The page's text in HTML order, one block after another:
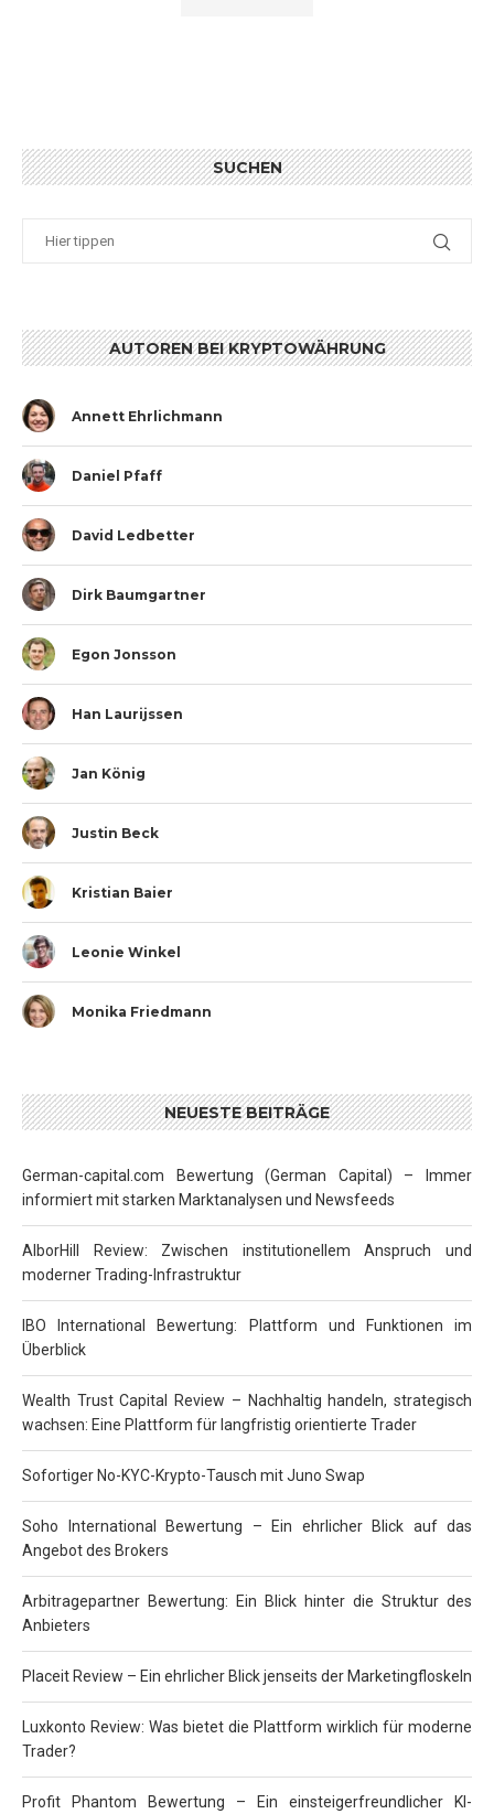
SUCHEN
AUTOREN BEI KRYPTOWÄHRUNG
Annett Ehrlichmann
Daniel Pfaff
David Ledbetter
Dirk Baumgartner
Egon Jonsson
Han Laurijssen
Jan König
Justin Beck
Kristian Baier
Leonie Winkel
Monika Friedmann
NEUESTE BEITRÄGE
German-capital.com Bewertung (German Capital) – Immer
informiert mit starken Marktanalysen und Newsfeeds
AlborHill Review: Zwischen institutionellem Anspruch und
moderner Trading-Infrastruktur
IBO International Bewertung: Plattform und Funktionen im
Überblick
Wealth Trust Capital Review – Nachhaltig handeln, strategisch
wachsen: Eine Plattform für langfristig orientierte Trader
Sofortiger No-KYC-Krypto-Tausch mit Juno Swap
Soho International Bewertung – Ein ehrlicher Blick auf das
Angebot des Brokers
Arbitragepartner Bewertung: Ein Blick hinter die Struktur des
Anbieters
Placeit Review – Ein ehrlicher Blick jenseits der Marketingfloskeln
Luxkonto Review: Was bietet die Plattform wirklich für moderne
Trader?
Profit Phantom Bewertung – Ein einsteigerfreundlicher KI-